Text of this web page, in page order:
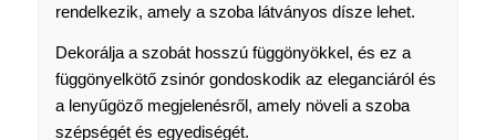
rendelkezik, amely a szoba látványos dísze lehet.
Dekorálja a szobát hosszú függönyökkel, és ez a
függönyelkötő zsinór gondoskodik az eleganciáról és
a lenyűgöző megjelenésről, amely növeli a szoba
szépségét és egyediségét.